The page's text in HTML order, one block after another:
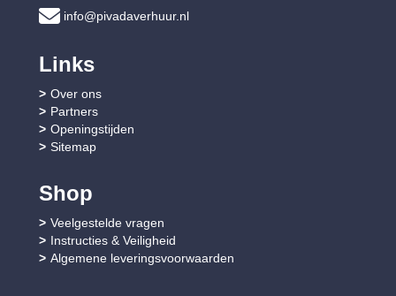
info@pivadaverhuur.nl
Links
Over ons
Partners
Openingstijden
Sitemap
Shop
Veelgestelde vragen
Instructies & Veiligheid
Algemene leveringsvoorwaarden